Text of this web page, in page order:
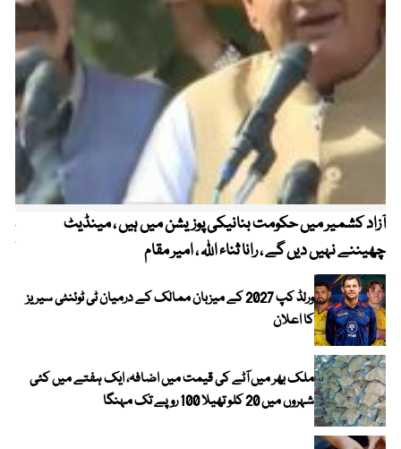
آزاد کشمیر میں حکومت بنانیکی پوزیشن میں ہیں ، مینڈیٹ
چھیننے نہیں دیں گے ، رانا ثناء اللہ ، امیر مقام
ورلڈ کپ 2027 کے میزبان ممالک کے درمیان ٹی ٹوئنٹی سیریز
کا اعلان
ملک بھر میں آٹے کی قیمت میں اضافہ، ایک ہفتے میں کئی
شہروں میں 20 کلو تھیلا 100 روپے تک مہنگا